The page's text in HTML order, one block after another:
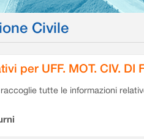
Civile
per UFF. MOT. CIV. DI
tutte le informazioni